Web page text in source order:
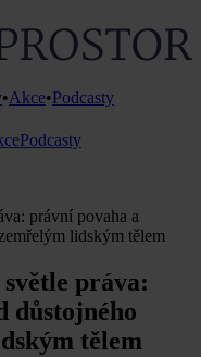
•Akce•Podcasty
Podcasty
právní povaha a
lidským tělem
práva:
důstojného
tělem